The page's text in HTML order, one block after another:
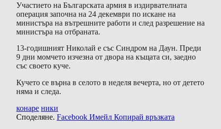
Участието на Българската армия в издирвателната
операция започна на 24 декември по искане на
министъра на вътрешните работи и след разрешение на
министъра на отбраната.
13-годишният Николай е със Синдром на Даун. Преди
9 дни момчето изчезна от двора на къщата си, заедно
със своето куче.
Кучето се върна в селото в неделя вечерта, но от детето
няма и следа.
конаре ники
Споделяне. Facebook Имейл Копирай връзката